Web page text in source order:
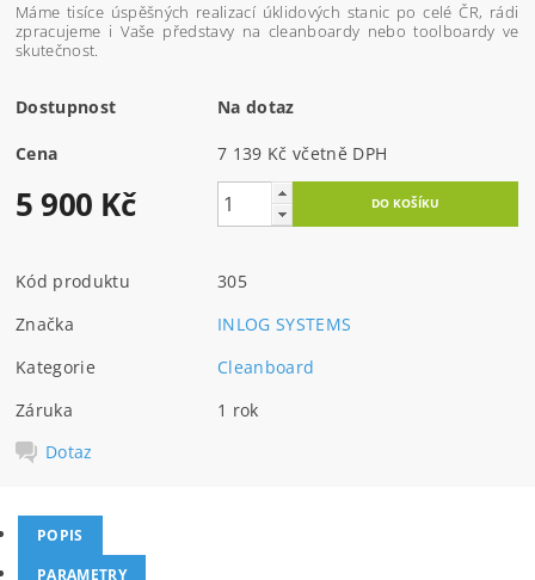
Máme tisíce úspěšných realizací úklidových stanic po celé ČR, rádi
zpracujeme i Vaše představy na cleanboardy nebo toolboardy ve
skutečnost.
Dostupnost Na dotaz
Cena 7 139 Kč včetně DPH
5 900 Kč
Kód produktu
305
Značka
INLOG SYSTEMS
Kategorie
Cleanboard
Záruka
1 rok
Dotaz
POPIS
PARAMETRY